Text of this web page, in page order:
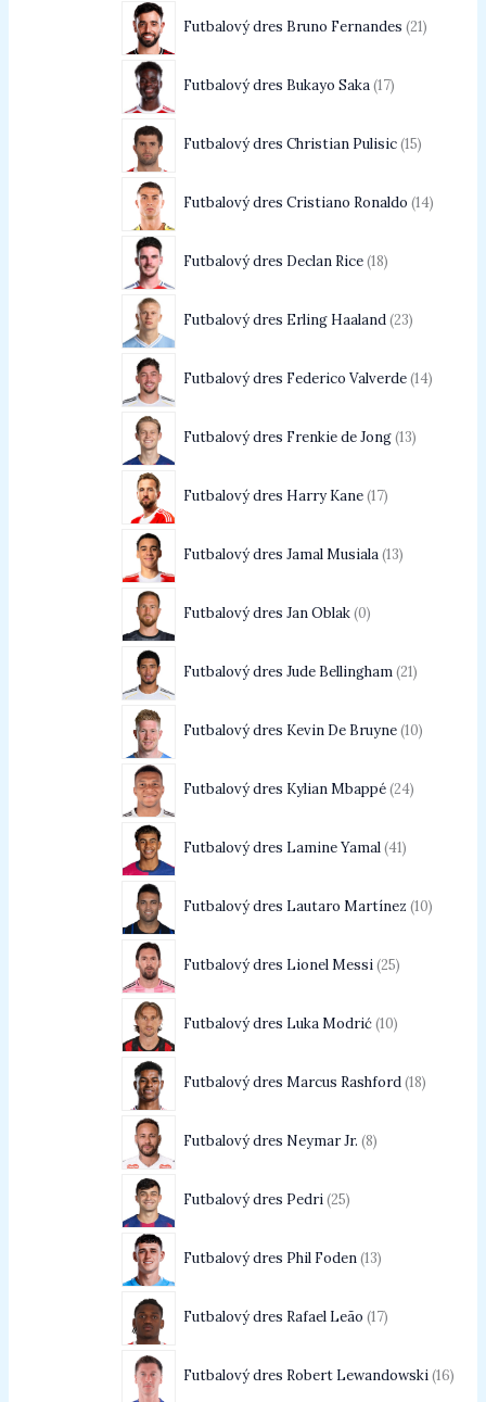
Futbalový dres Bruno Fernandes 21
Futbalový dres Bukayo Saka 17
Futbalový dres Christian Pulisic 15
Futbalový dres Cristiano Ronaldo 14
Futbalový dres Declan Rice 18
Futbalový dres Erling Haaland 23
Futbalový dres Federico Valverde 14
Futbalový dres Frenkie de Jong 13
Futbalový dres Harry Kane 17
Futbalový dres Jamal Musiala 13
Futbalový dres Jan Oblak 0
Futbalový dres Jude Bellingham 21
Futbalový dres Kevin De Bruyne 10
Futbalový dres Kylian Mbappé 24
Futbalový dres Lamine Yamal 41
Futbalový dres Lautaro Martínez 10
Futbalový dres Lionel Messi 25
Futbalový dres Luka Modrić 10
Futbalový dres Marcus Rashford 18
Futbalový dres Neymar Jr. 8
Futbalový dres Pedri 25
Futbalový dres Phil Foden 13
Futbalový dres Rafael Leão 17
Futbalový dres Robert Lewandowski 16